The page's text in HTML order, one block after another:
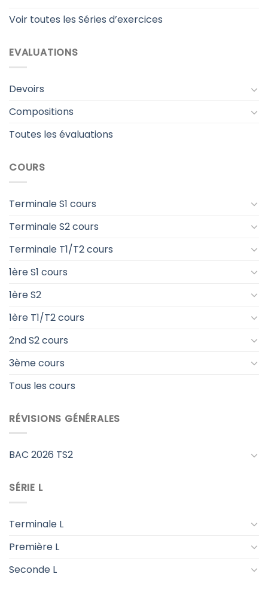
Voir toutes les Séries d’exercices
EVALUATIONS
Devoirs
Compositions
Toutes les évaluations
COURS
Terminale S1 cours
Terminale S2 cours
Terminale T1/T2 cours
1ère S1 cours
1ère S2
1ère T1/T2 cours
2nd S2 cours
3ème cours
Tous les cours
RÉVISIONS GÉNÉRALES
BAC 2026 TS2
SÉRIE L
Terminale L
Première L
Seconde L